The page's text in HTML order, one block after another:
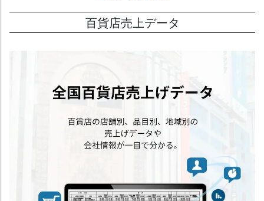
百貨店売上データ